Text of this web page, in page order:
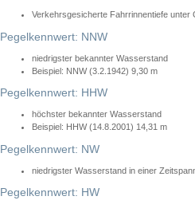
Verkehrsgesicherte Fahrrinnentiefe unter
Pegelkennwert: NNW
niedrigster bekannter Wasserstand
Beispiel: NNW (3.2.1942) 9,30 m
Pegelkennwert: HHW
höchster bekannter Wasserstand
Beispiel: HHW (14.8.2001) 14,31 m
Pegelkennwert: NW
niedrigster Wasserstand in einer
Pegelkennwert: HW